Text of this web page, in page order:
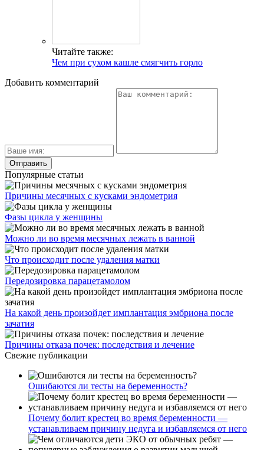
Читайте также:
Чем при сухом кашле смягчить горло
Добавить комментарий
Популярные статьи
Причины месячных с кусками эндометрия
Фазы цикла у женщины
Можно ли во время месячных лежать в ванной
Что происходит после удаления матки
Передозировка парацетамолом
На какой день произойдет имплантация эмбриона после
зачатия
Причины отказа почек: последствия и лечение
Свежие публикации
Ошибаются ли тесты на беременность?
Почему болит крестец во время беременности —
устанавливаем причину недуга и избавляемся от него